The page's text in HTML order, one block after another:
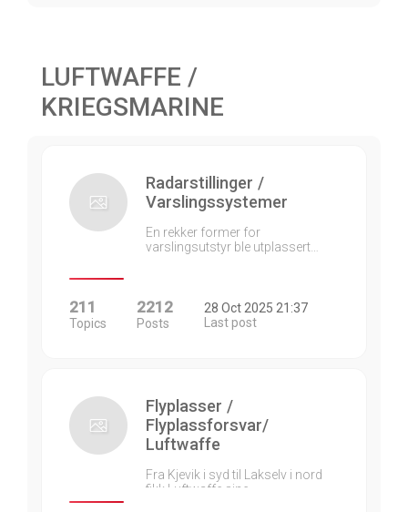
LUFTWAFFE /
KRIEGSMARINE
Radarstillinger /
Varslingssystemer
En rekker former for
varslingsutstyr ble utplassert…
211
Topics
2212
Posts
28 Oct 2025 21:37
Last post
Flyplasser /
Flyplassforsvar/
Luftwaffe
Fra Kjevik i syd til Lakselv i nord
fikk Luftwaffe sine…